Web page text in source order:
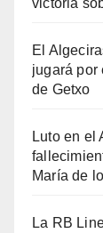
El
jugará por
de Getxo
Luto en el
María de
La RB